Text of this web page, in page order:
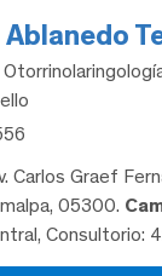
Ablanedo
Carlos Graef
05300.
Consultorio: